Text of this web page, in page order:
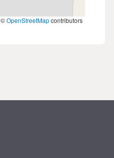
©OpenStreetMapcontributors